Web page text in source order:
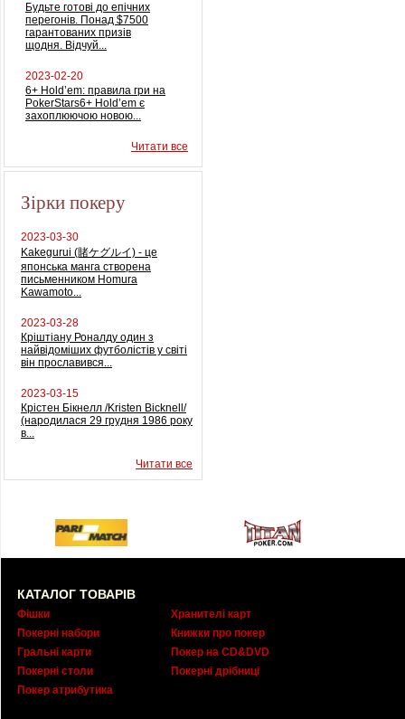
Будьте готові до епічних
перегонів. Понад $7500
гарантованих призів
щодня. Відчуй...
2023-02-20
6+ Hold’em: правила гри на
PokerStars6+ Hold’em є
захоплюючою новою...
Читати все
Зірки покеру
2023-03-30
Kakegurui (賭ケグルイ) - це
японська манга створена
письменником Homura
Kawamoto...
2023-03-28
Кріштіану Роналду один з
найвідоміших футболістів у світі
він прославився...
2023-03-15
Крістен Бікнелл /Kristen Bicknell/
(народилася 29 грудня 1986 року
в...
Читати все
КАТАЛОГ ТОВАРІВ
Фішки
Покерні набори
Гральні карти
Покерні столи
Покер атрибутика
Хранителі карт
Книжки про покер
Покер на CD&DVD
Покерні дрібниці